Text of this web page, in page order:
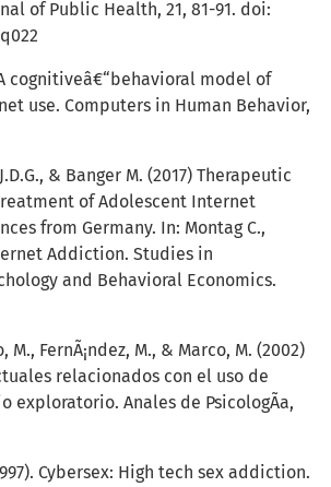
of Public Health, 21, 81-91. doi:
cognitiveâ€“behavioral model of
use. Computers in Human Behavior,
& Banger M. (2017) Therapeutic
of Adolescent Internet
from Germany. In: Montag C.,
Addiction. Studies in
and Behavioral Economics.
M., FernÃ¡ndez, M., & Marco, M. (2002)
relacionados con el uso de
exploratorio. Anales de PsicologÃ­a,
Cybersex: High tech sex addiction.